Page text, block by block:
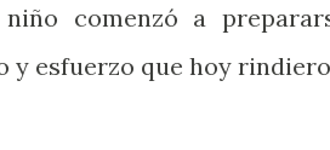
comenzó a
y esfuerzo que hoy